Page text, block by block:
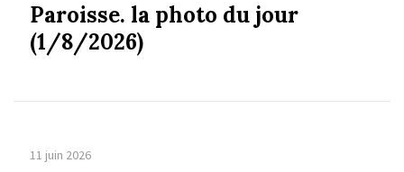
Paroisse. la photo du jour
(1/8/2026)
11 juin 2026